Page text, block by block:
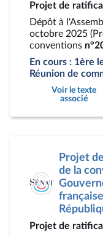
Projet de
Dépôt à
octobre 2025
conventions
En cours : 1ère
Réunion de
Voir le texte
associé
Projet
de la
Projet de